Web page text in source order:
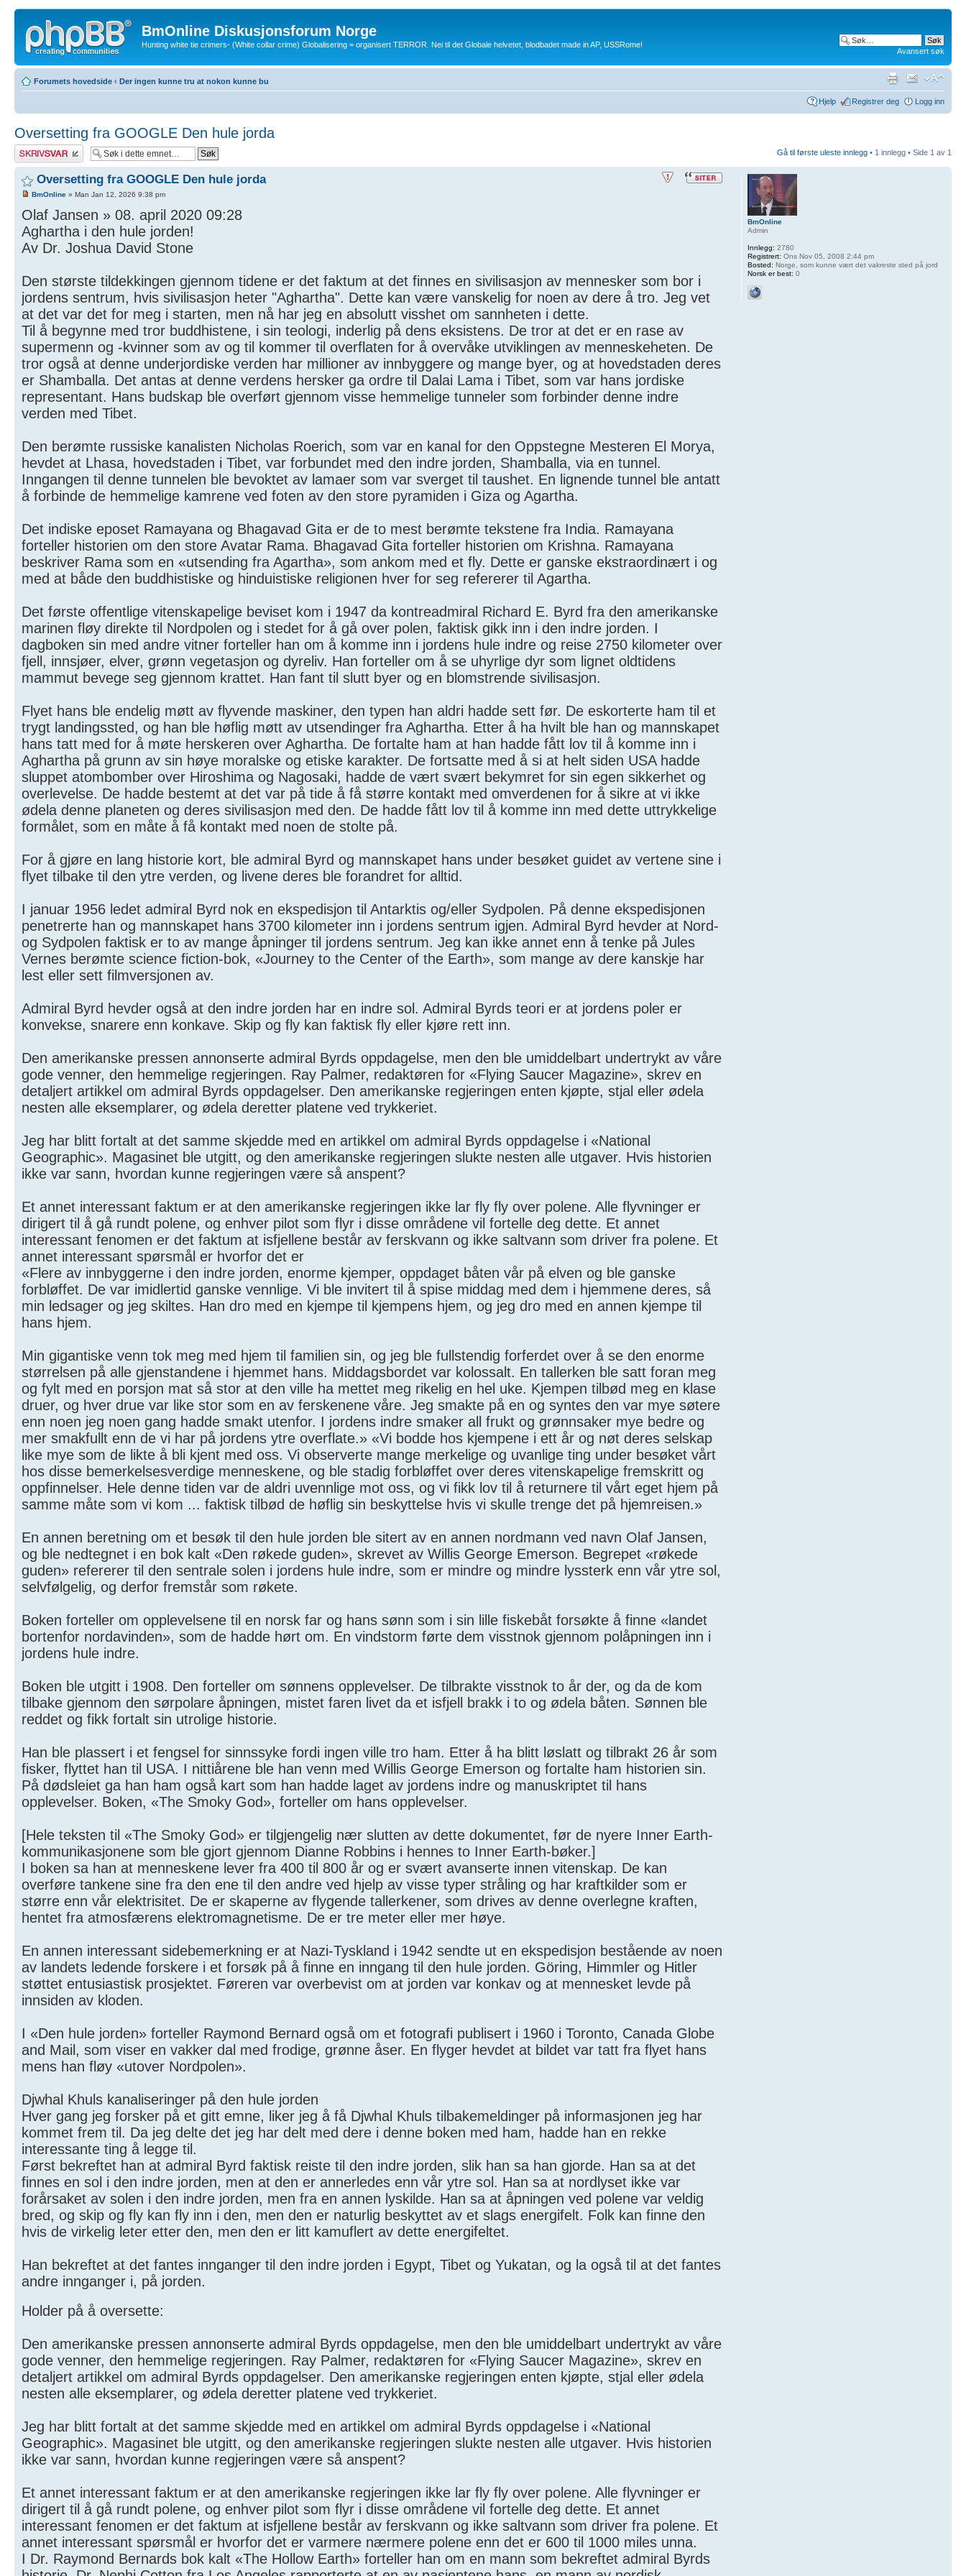
BmOnline Diskusjonsforum Norge
Hunting white tie crimers- (White collar crime) Globalisering = organisert TERROR. Nei til det Globale helvetet, blodbadet made in AP, USSRome!
Avansert søk
Forumets hovedside ‹ Der ingen kunne tru at nokon kunne bu
Hjelp Registrer deg Logg inn
Oversetting fra GOOGLE Den hule jorda
Skriv et svar Gå til første uleste innlegg • 1 innlegg • Side 1 av 1
Oversetting fra GOOGLE Den hule jorda
BmOnline » Man Jan 12, 2026 9:38 pm
Olaf Jansen » 08. april 2020 09:28
Aghartha i den hule jorden!
Av Dr. Joshua David Stone
Den største tildekkingen gjennom tidene er det faktum at det finnes en sivilisasjon av mennesker som bor i
jordens sentrum, hvis sivilisasjon heter "Aghartha". Dette kan være vanskelig for noen av dere å tro. Jeg vet
at det var det for meg i starten, men nå har jeg en absolutt visshet om sannheten i dette.
Til å begynne med tror buddhistene, i sin teologi, inderlig på dens eksistens. De tror at det er en rase av
supermenn og -kvinner som av og til kommer til overflaten for å overvåke utviklingen av menneskeheten. De
tror også at denne underjordiske verden har millioner av innbyggere og mange byer, og at hovedstaden deres
er Shamballa. Det antas at denne verdens hersker ga ordre til Dalai Lama i Tibet, som var hans jordiske
representant. Hans budskap ble overført gjennom visse hemmelige tunneler som forbinder denne indre
verden med Tibet.
Den berømte russiske kanalisten Nicholas Roerich, som var en kanal for den Oppstegne Mesteren El Morya,
hevdet at Lhasa, hovedstaden i Tibet, var forbundet med den indre jorden, Shamballa, via en tunnel.
Inngangen til denne tunnelen ble bevoktet av lamaer som var sverget til taushet. En lignende tunnel ble antatt
å forbinde de hemmelige kamrene ved foten av den store pyramiden i Giza og Agartha.
Det indiske eposet Ramayana og Bhagavad Gita er de to mest berømte tekstene fra India. Ramayana
forteller historien om den store Avatar Rama. Bhagavad Gita forteller historien om Krishna. Ramayana
beskriver Rama som en «utsending fra Agartha», som ankom med et fly. Dette er ganske ekstraordinært i og
med at både den buddhistiske og hinduistiske religionen hver for seg refererer til Agartha.
Det første offentlige vitenskapelige beviset kom i 1947 da kontreadmiral Richard E. Byrd fra den amerikanske
marinen fløy direkte til Nordpolen og i stedet for å gå over polen, faktisk gikk inn i den indre jorden. I
dagboken sin med andre vitner forteller han om å komme inn i jordens hule indre og reise 2750 kilometer over
fjell, innsjøer, elver, grønn vegetasjon og dyreliv. Han forteller om å se uhyrlige dyr som lignet oldtidens
mammut bevege seg gjennom krattet. Han fant til slutt byer og en blomstrende sivilisasjon.
Flyet hans ble endelig møtt av flyvende maskiner, den typen han aldri hadde sett før. De eskorterte ham til et
trygt landingssted, og han ble høflig møtt av utsendinger fra Aghartha. Etter å ha hvilt ble han og mannskapet
hans tatt med for å møte herskeren over Aghartha. De fortalte ham at han hadde fått lov til å komme inn i
Aghartha på grunn av sin høye moralske og etiske karakter. De fortsatte med å si at helt siden USA hadde
sluppet atombomber over Hiroshima og Nagosaki, hadde de vært svært bekymret for sin egen sikkerhet og
overlevelse. De hadde bestemt at det var på tide å få større kontakt med omverdenen for å sikre at vi ikke
ødela denne planeten og deres sivilisasjon med den. De hadde fått lov til å komme inn med dette uttrykkelige
formålet, som en måte å få kontakt med noen de stolte på.
For å gjøre en lang historie kort, ble admiral Byrd og mannskapet hans under besøket guidet av vertene sine i
flyet tilbake til den ytre verden, og livene deres ble forandret for alltid.
I januar 1956 ledet admiral Byrd nok en ekspedisjon til Antarktis og/eller Sydpolen. På denne ekspedisjonen
penetrerte han og mannskapet hans 3700 kilometer inn i jordens sentrum igjen. Admiral Byrd hevder at Nord-
og Sydpolen faktisk er to av mange åpninger til jordens sentrum. Jeg kan ikke annet enn å tenke på Jules
Vernes berømte science fiction-bok, «Journey to the Center of the Earth», som mange av dere kanskje har
lest eller sett filmversjonen av.
Admiral Byrd hevder også at den indre jorden har en indre sol. Admiral Byrds teori er at jordens poler er
konvekse, snarere enn konkave. Skip og fly kan faktisk fly eller kjøre rett inn.
Den amerikanske pressen annonserte admiral Byrds oppdagelse, men den ble umiddelbart undertrykt av våre
gode venner, den hemmelige regjeringen. Ray Palmer, redaktøren for «Flying Saucer Magazine», skrev en
detaljert artikkel om admiral Byrds oppdagelser. Den amerikanske regjeringen enten kjøpte, stjal eller ødela
nesten alle eksemplarer, og ødela deretter platene ved trykkeriet.
Jeg har blitt fortalt at det samme skjedde med en artikkel om admiral Byrds oppdagelse i «National
Geographic». Magasinet ble utgitt, og den amerikanske regjeringen slukte nesten alle utgaver. Hvis historien
ikke var sann, hvordan kunne regjeringen være så anspent?
Et annet interessant faktum er at den amerikanske regjeringen ikke lar fly fly over polene. Alle flyvninger er
dirigert til å gå rundt polene, og enhver pilot som flyr i disse områdene vil fortelle deg dette. Et annet
interessant fenomen er det faktum at isfjellene består av ferskvann og ikke saltvann som driver fra polene. Et
annet interessant spørsmål er hvorfor det er
«Flere av innbyggerne i den indre jorden, enorme kjemper, oppdaget båten vår på elven og ble ganske
forbløffet. De var imidlertid ganske vennlige. Vi ble invitert til å spise middag med dem i hjemmene deres, så
min ledsager og jeg skiltes. Han dro med en kjempe til kjempens hjem, og jeg dro med en annen kjempe til
hans hjem.
Min gigantiske venn tok meg med hjem til familien sin, og jeg ble fullstendig forferdet over å se den enorme
størrelsen på alle gjenstandene i hjemmet hans. Middagsbordet var kolossalt. En tallerken ble satt foran meg
og fylt med en porsjon mat så stor at den ville ha mettet meg rikelig en hel uke. Kjempen tilbød meg en klase
druer, og hver drue var like stor som en av ferskenene våre. Jeg smakte på en og syntes den var mye søtere
enn noen jeg noen gang hadde smakt utenfor. I jordens indre smaker all frukt og grønnsaker mye bedre og
mer smakfullt enn de vi har på jordens ytre overflate.» «Vi bodde hos kjempene i ett år og nøt deres selskap
like mye som de likte å bli kjent med oss. Vi observerte mange merkelige og uvanlige ting under besøket vårt
hos disse bemerkelsesverdige menneskene, og ble stadig forbløffet over deres vitenskapelige fremskritt og
oppfinnelser. Hele denne tiden var de aldri uvennlige mot oss, og vi fikk lov til å returnere til vårt eget hjem på
samme måte som vi kom ... faktisk tilbød de høflig sin beskyttelse hvis vi skulle trenge det på hjemreisen.»
En annen beretning om et besøk til den hule jorden ble sitert av en annen nordmann ved navn Olaf Jansen,
og ble nedtegnet i en bok kalt «Den røkede guden», skrevet av Willis George Emerson. Begrepet «røkede
guden» refererer til den sentrale solen i jordens hule indre, som er mindre og mindre lyssterk enn vår ytre sol,
selvfølgelig, og derfor fremstår som røkete.
Boken forteller om opplevelsene til en norsk far og hans sønn som i sin lille fiskebåt forsøkte å finne «landet
bortenfor nordavinden», som de hadde hørt om. En vindstorm førte dem visstnok gjennom polåpningen inn i
jordens hule indre.
Boken ble utgitt i 1908. Den forteller om sønnens opplevelser. De tilbrakte visstnok to år der, og da de kom
tilbake gjennom den sørpolare åpningen, mistet faren livet da et isfjell brakk i to og ødela båten. Sønnen ble
reddet og fikk fortalt sin utrolige historie.
Han ble plassert i et fengsel for sinnssyke fordi ingen ville tro ham. Etter å ha blitt løslatt og tilbrakt 26 år som
fisker, flyttet han til USA. I nittiårene ble han venn med Willis George Emerson og fortalte ham historien sin.
På dødsleiet ga han ham også kart som han hadde laget av jordens indre og manuskriptet til hans
opplevelser. Boken, «The Smoky God», forteller om hans opplevelser.
[Hele teksten til «The Smoky God» er tilgjengelig nær slutten av dette dokumentet, før de nyere Inner Earth-
kommunikasjonene som ble gjort gjennom Dianne Robbins i hennes to Inner Earth-bøker.]
I boken sa han at menneskene lever fra 400 til 800 år og er svært avanserte innen vitenskap. De kan
overføre tankene sine fra den ene til den andre ved hjelp av visse typer stråling og har kraftkilder som er
større enn vår elektrisitet. De er skaperne av flygende tallerkener, som drives av denne overlegne kraften,
hentet fra atmosfærens elektromagnetisme. De er tre meter eller mer høye.
En annen interessant sidebemerkning er at Nazi-Tyskland i 1942 sendte ut en ekspedisjon bestående av noen
av landets ledende forskere i et forsøk på å finne en inngang til den hule jorden. Göring, Himmler og Hitler
støttet entusiastisk prosjektet. Føreren var overbevist om at jorden var konkav og at mennesket levde på
innsiden av kloden.
I «Den hule jorden» forteller Raymond Bernard også om et fotografi publisert i 1960 i Toronto, Canada Globe
and Mail, som viser en vakker dal med frodige, grønne åser. En flyger hevdet at bildet var tatt fra flyet hans
mens han fløy «utover Nordpolen».
Djwhal Khuls kanaliseringer på den hule jorden
Hver gang jeg forsker på et gitt emne, liker jeg å få Djwhal Khuls tilbakemeldinger på informasjonen jeg har
kommet frem til. Da jeg delte det jeg har delt med dere i denne boken med ham, hadde han en rekke
interessante ting å legge til.
Først bekreftet han at admiral Byrd faktisk reiste til den indre jorden, slik han sa han gjorde. Han sa at det
finnes en sol i den indre jorden, men at den er annerledes enn vår ytre sol. Han sa at nordlyset ikke var
forårsaket av solen i den indre jorden, men fra en annen lyskilde. Han sa at åpningen ved polene var veldig
bred, og skip og fly kan fly inn i den, men den er naturlig beskyttet av et slags energifelt. Folk kan finne den
hvis de virkelig leter etter den, men den er litt kamuflert av dette energifeltet.
Han bekreftet at det fantes innganger til den indre jorden i Egypt, Tibet og Yukatan, og la også til at det fantes
andre innganger i, på jorden.
Holder på å oversette:
Den amerikanske pressen annonserte admiral Byrds oppdagelse, men den ble umiddelbart undertrykt av våre
gode venner, den hemmelige regjeringen. Ray Palmer, redaktøren for «Flying Saucer Magazine», skrev en
detaljert artikkel om admiral Byrds oppdagelser. Den amerikanske regjeringen enten kjøpte, stjal eller ødela
nesten alle eksemplarer, og ødela deretter platene ved trykkeriet.
Jeg har blitt fortalt at det samme skjedde med en artikkel om admiral Byrds oppdagelse i «National
Geographic». Magasinet ble utgitt, og den amerikanske regjeringen slukte nesten alle utgaver. Hvis historien
ikke var sann, hvordan kunne regjeringen være så anspent?
Et annet interessant faktum er at den amerikanske regjeringen ikke lar fly fly over polene. Alle flyvninger er
dirigert til å gå rundt polene, og enhver pilot som flyr i disse områdene vil fortelle deg dette. Et annet
interessant fenomen er det faktum at isfjellene består av ferskvann og ikke saltvann som driver fra polene. Et
annet interessant spørsmål er hvorfor det er varmere nærmere polene enn det er 600 til 1000 miles unna.
I Dr. Raymond Bernards bok kalt «The Hollow Earth» forteller han om en mann som bekreftet admiral Byrds
BmOnline
Admin
Innlegg: 2780
Registrert: Ons Nov 05, 2008 2:44 pm
Bosted: Norge, som kunne vært det vakreste sted på jord
Norsk er best: 0